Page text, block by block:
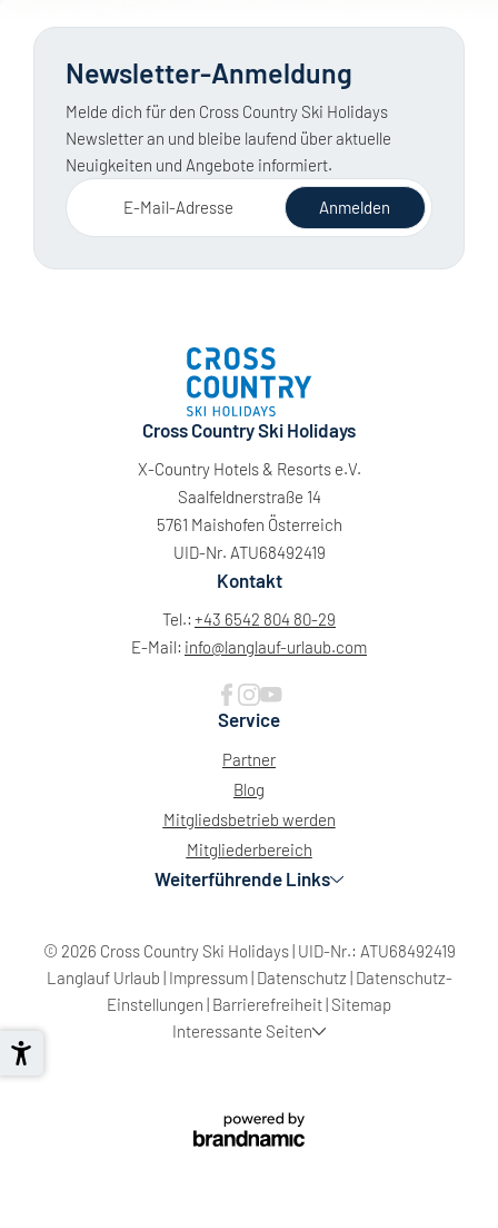
Newsletter-Anmeldung
Melde dich für den Cross Country Ski Holidays
Newsletter an und bleibe laufend über aktuelle
Neuigkeiten und Angebote informiert.
E-Mail-Adresse Anmelden
Cross Country Ski Holidays
X-Country Hotels & Resorts e.V.
Saalfeldnerstraße 14
5761 Maishofen Österreich
UID-Nr. ATU68492419
Kontakt
Tel.: +43 6542 804 80-29
E-Mail: info@langlauf-urlaub.com
Service
Partner
Blog
Mitgliedsbetrieb werden
Mitgliederbereich
Weiterführende Links
© 2026 Cross Country Ski Holidays UID-Nr.: ATU68492419
Langlauf Urlaub Impressum Datenschutz Datenschutz-
Einstellungen Barrierefreiheit Sitemap
Interessante Seiten